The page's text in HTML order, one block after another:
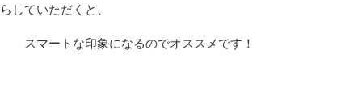
らしていただくと、
スマートな印象になるのでオススメです！